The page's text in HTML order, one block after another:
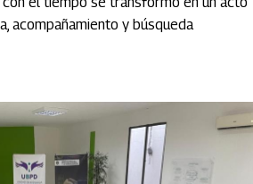
acompañamiento y búsqueda